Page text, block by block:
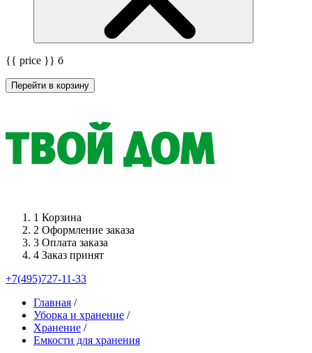
{{ price }} б
Перейти в корзину
1 Корзина
2 Оформление заказа
3 Оплата заказа
4 Заказ принят
+7(495)727-11-33
Главная /
Уборка и хранение /
Хранение /
Емкости для хранения